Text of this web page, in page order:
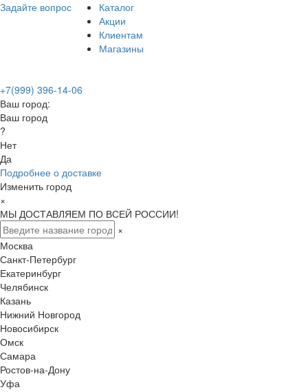
Задайте вопрос
Каталог
Акции
Клиентам
Магазины
+7(999) 396-14-06
Ваш город:
Ваш город
?
Нет
Да
Подробнее о доставке
Изменить город
×
МЫ ДОСТАВЛЯЕМ ПО ВСЕЙ РОССИИ!
×
Москва
Санкт-Петербург
Екатеринбург
Челябинск
Казань
Нижний Новгород
Новосибирск
Омск
Самара
Ростов-на-Дону
Уфа